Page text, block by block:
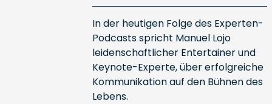
In der heutigen Folge des Experten-
Podcasts spricht Manuel Lojo
leidenschaftlicher Entertainer und
Keynote-Experte, über erfolgreiche
Kommunikation auf den Bühnen des
Lebens.